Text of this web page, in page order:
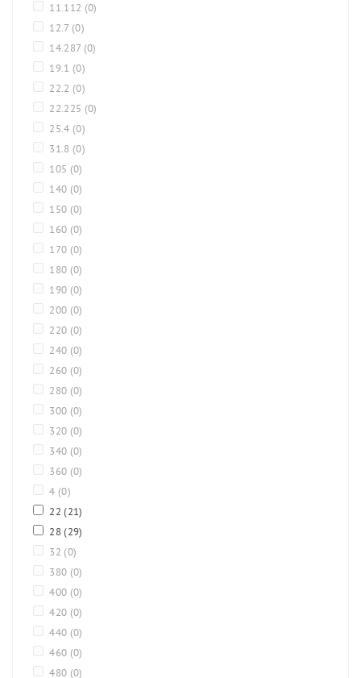
11.112 (0)
12.7 (0)
14.287 (0)
19.1 (0)
22.2 (0)
22.225 (0)
25.4 (0)
31.8 (0)
105 (0)
140 (0)
150 (0)
160 (0)
170 (0)
180 (0)
190 (0)
200 (0)
220 (0)
240 (0)
260 (0)
280 (0)
300 (0)
320 (0)
340 (0)
360 (0)
4 (0)
22(21)
28(29)
32 (0)
380 (0)
400 (0)
420 (0)
440 (0)
460 (0)
480 (0)